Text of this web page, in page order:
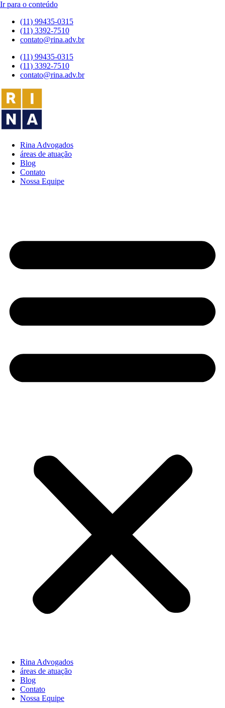
Ir para o conteúdo
(11) 99435-0315
(11) 3392-7510
contato@rina.adv.br
(11) 99435-0315
(11) 3392-7510
contato@rina.adv.br
Rina Advogados
áreas de atuação
Blog
Contato
Nossa Equipe
Rina Advogados
áreas de atuação
Blog
Contato
Nossa Equipe